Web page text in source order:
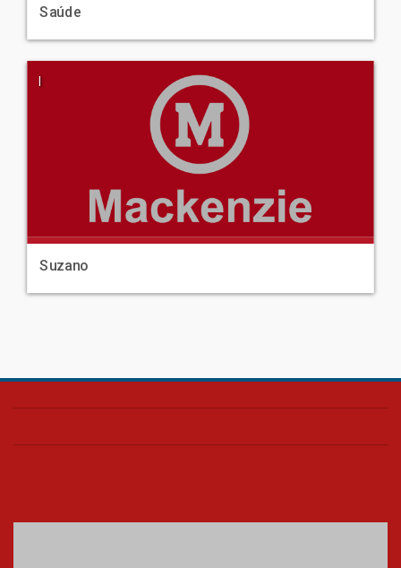
Saúde
|
Suzano